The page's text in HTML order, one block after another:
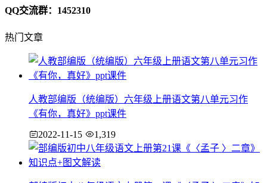
QQ交流群：1452310
热门文章
人教部编版（统编版）六年级上册语文第八单元习作
《有你，真好》ppt课件
2022-11-15 1,319